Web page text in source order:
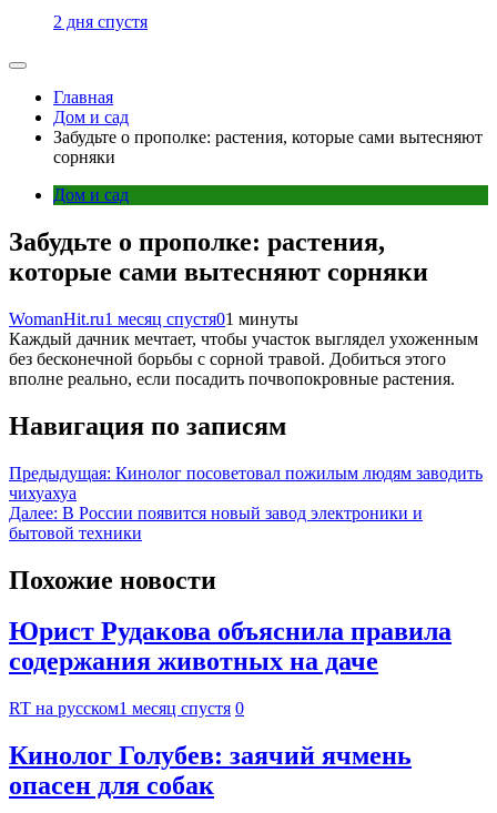
2 дня спустя
Главная
Дом и сад
Забудьте о прополке: растения, которые сами вытесняют
сорняки
Дом и сад
Забудьте о прополке: растения,
которые сами вытесняют сорняки
WomanHit.ru1 месяц спустя01 минуты
Каждый дачник мечтает, чтобы участок выглядел ухоженным
без бесконечной борьбы с сорной травой. Добиться этого
вполне реально, если посадить почвопокровные растения.
Навигация по записям
Предыдущая: Кинолог посоветовал пожилым людям заводить
чихуахуа
Далее: В России появится новый завод электроники и
бытовой техники
Похожие новости
Юрист Рудакова объяснила правила
содержания животных на даче
RT на русском1 месяц спустя 0
Кинолог Голубев: заячий ячмень
опасен для собак